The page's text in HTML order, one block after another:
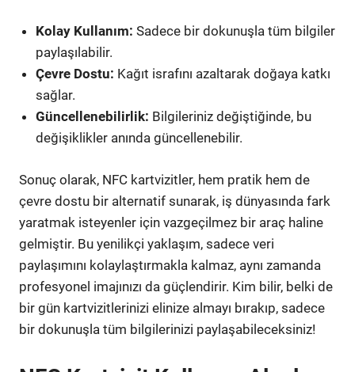
Kolay Kullanım: Sadece bir dokunuşla tüm bilgiler
paylaşılabilir.
Çevre Dostu: Kağıt israfını azaltarak doğaya katkı
sağlar.
Güncellenebilirlik: Bilgileriniz değiştiğinde, bu
değişiklikler anında güncellenebilir.
Sonuç olarak, NFC kartvizitler, hem pratik hem de
çevre dostu bir alternatif sunarak, iş dünyasında fark
yaratmak isteyenler için vazgeçilmez bir araç haline
gelmiştir. Bu yenilikçi yaklaşım, sadece veri
paylaşımını kolaylaştırmakla kalmaz, aynı zamanda
profesyonel imajınızı da güçlendirir. Kim bilir, belki de
bir gün kartvizitlerinizi elinize almayı bırakıp, sadece
bir dokunuşla tüm bilgilerinizi paylaşabileceksiniz!